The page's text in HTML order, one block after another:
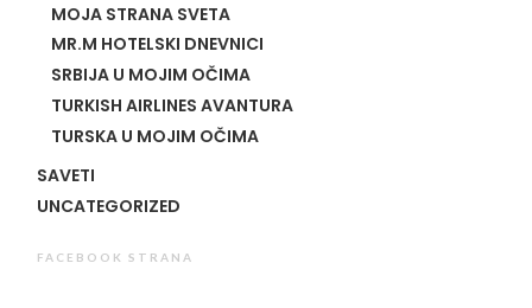
MOJA STRANA SVETA
MR.M HOTELSKI DNEVNICI
SRBIJA U MOJIM OČIMA
TURKISH AIRLINES AVANTURA
TURSKA U MOJIM OČIMA
SAVETI
UNCATEGORIZED
FACEBOOK STRANA